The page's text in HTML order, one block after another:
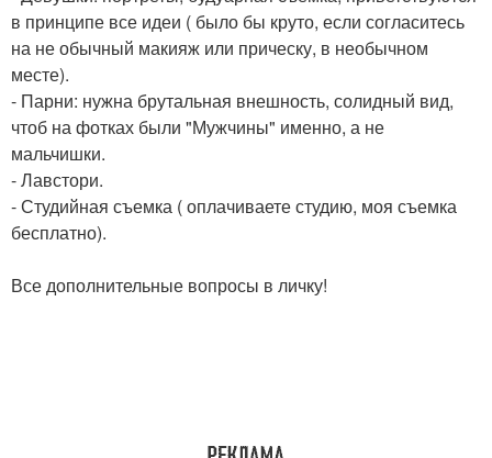
в принципе все идеи ( было бы круто, если согласитесь
на не обычный макияж или прическу, в необычном
месте).
- Парни: нужна брутальная внешность, солидный вид,
чтоб на фотках были "Мужчины" именно, а не
мальчишки.
- Лавстори.
- Студийная съемка ( оплачиваете студию, моя съемка
бесплатно).
Все дополнительные вопросы в личку!